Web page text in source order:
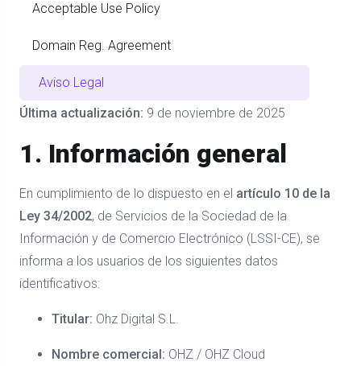
Acceptable Use Policy
Domain Reg. Agreement
Aviso Legal
Última actualización: 9 de noviembre de 2025
1. Información general
En cumplimiento de lo dispuesto en el artículo 10 de la
Ley 34/2002, de Servicios de la Sociedad de la
Información y de Comercio Electrónico (LSSI-CE), se
informa a los usuarios de los siguientes datos
identificativos:
Titular: Ohz Digital S.L.
Nombre comercial: OHZ / OHZ Cloud